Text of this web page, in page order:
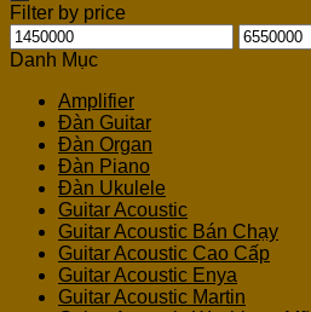
Filter by price
Min
price
Max
price
Danh Mục
Amplifier
Đàn Guitar
Đàn Organ
Đàn Piano
Đàn Ukulele
Guitar Acoustic
Guitar Acoustic Bán Chạy
Guitar Acoustic Cao Cấp
Guitar Acoustic Enya
Guitar Acoustic Martin